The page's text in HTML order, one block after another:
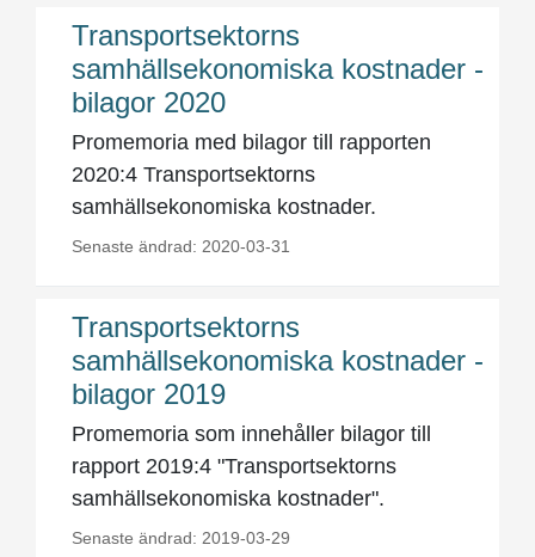
Transportsektorns
samhällsekonomiska kostnader -
bilagor 2020
Promemoria med bilagor till rapporten
2020:4 Transportsektorns
samhällsekonomiska kostnader.
Senaste ändrad: 2020-03-31
Transportsektorns
samhällsekonomiska kostnader -
bilagor 2019
Promemoria som innehåller bilagor till
rapport 2019:4 "Transportsektorns
samhällsekonomiska kostnader".
Senaste ändrad: 2019-03-29